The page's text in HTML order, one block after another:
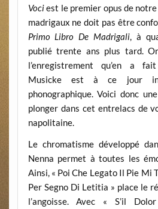
Vociest le premier opus de
madrigaux ne doit pas être
Primo Libro De Madrigali, à
publié trente ans plus tard.
l’enregistrement qu’en a
Musicke est à ce jour
phonographique. Voici donc
plonger dans cet entrelacs de
napolitaine.
Le chromatisme développé
Nenna permet à toutes les
Ainsi, « Poi Che Legato Il Pie Mi
Per Segno Di Letitia » place le
l’angoisse. Avec « S’il